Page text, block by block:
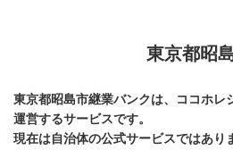
東京都昭
東京都昭島市継業バンクは、ココホレ
運営するサービスです。
現在は自治体の公式サービスではあり